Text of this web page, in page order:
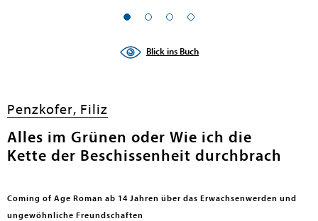
submenu
Blick ins Buch
Penzkofer, Filiz
Alles im Grünen oder Wie ich die
Kette der Beschissenheit durchbrach
Coming of Age Roman ab 14 Jahren über das Erwachsenwerden und
ungewöhnliche Freundschaften